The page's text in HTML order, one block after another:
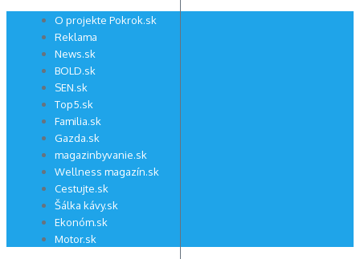
Preskočiť O projekte Pokrok.sk
Reklama
News.sk
BOLD.sk
SEN.sk
Top5.sk
Familia.sk
Gazda.sk
magazinbyvanie.sk
Wellness magazín.sk
Cestujte.sk
Šálka kávy.sk
Ekonóm.sk
Motor.sk